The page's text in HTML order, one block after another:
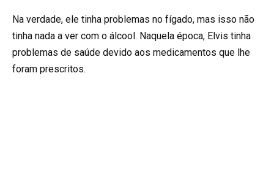
Na verdade, ele tinha problemas no fígado, mas isso não
tinha nada a ver com o álcool. Naquela época, Elvis tinha
problemas de saúde devido aos medicamentos que lhe
foram prescritos.